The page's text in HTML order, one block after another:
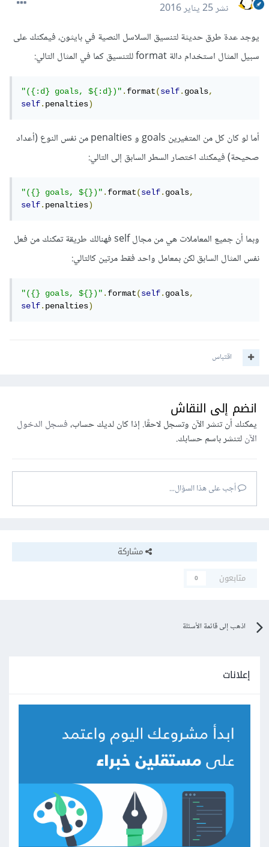
نشر25 يناير 2016
يوجد عدة طرق حديثة لتنسيق السلاسل النصية في بايثون، فيمكنك على
سبيل المثال استخدام دالة format للتنسيق كما في المثال التالي:
"({:d} goals, ${:d})".format(self.goals,
self.penalties)
أما لو كان كل من المتغيرين goals و penalties من نفس النوع (أعداد
صحيحة) فيمكنك اختصار السطر السابق إلى التالي:
"({} goals, ${})".format(self.goals,
self.penalties)
وبما أن جميع المعاملات هي من مجال self فهنالك طريقة تمكنك من فعل
نفس المثال السابق لكن بمعامل واحد فقط مرتين كالتالي:
"({} goals, ${})".format(self.goals,
self.penalties)
اقتباس
انضم إلى النقاش
يمكنك أن تنشر الآن وتسجل لاحقًا. إذا كان لديك حساب،فسجل الدخول
الآنلتنشر باسم حسابك.
أجب على هذا السؤال...
مشاركة
متابعون
0
اذهب إلى قائمة الأسئلة
إعلانات